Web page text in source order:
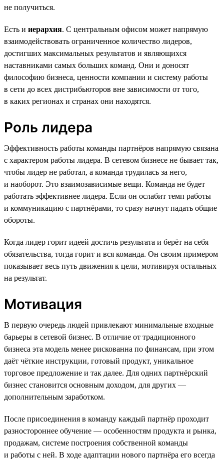
не получиться.
Есть и иерархия. С центральным офисом может напрямую
взаимодействовать ограниченное количество лидеров,
достигших максимальных результатов и являющихся
наставниками самых больших команд. Они и доносят
философию бизнеса, ценности компании и систему работы
в сети до всех дистрибьюторов вне зависимости от того,
в каких регионах и странах они находятся.
Роль лидера
Эффективность работы команды партнёров напрямую связана
с характером работы лидера. В сетевом бизнесе не бывает так,
чтобы лидер не работал, а команда трудилась за него,
и наоборот. Это взаимозависимые вещи. Команда не будет
работать эффективнее лидера. Если он ослабит темп работы
и коммуникацию с партнёрами, то сразу начнут падать общие
обороты.
Когда лидер горит идеей достичь результата и берёт на себя
обязательства, тогда горит и вся команда. Он своим примером
показывает весь путь движения к цели, мотивируя остальных
на результат.
Мотивация
В первую очередь людей привлекают минимальные входные
барьеры в сетевой бизнес. В отличие от традиционного
бизнеса эта модель менее рискованна по финансам, при этом
даёт чёткие инструкции, готовый продукт, уникальное
торговое предложение и так далее. Для одних партнёрский
бизнес становится основным доходом, для других —
дополнительным заработком.
После присоединения в команду каждый партнёр проходит
разностороннее обучение — особенностям продукта и рынка,
продажам, системе построения собственной команды
и работы с ней. В ходе адаптации нового партнёра его всегда